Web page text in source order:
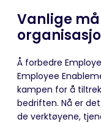
Vanlige
Å forbedre
Employee
kampen for å
bedriften. Nå er
de verktøyene,